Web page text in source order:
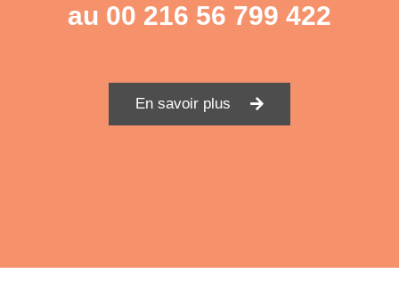
au 00 216 56 799 422
En savoir plus